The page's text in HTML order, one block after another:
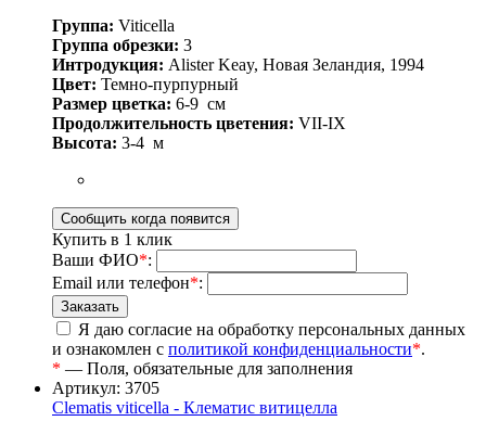
Группа: Viticella
Группа обрезки: 3
Интродукция: Alister Keay, Новая Зеландия, 1994
Цвет: Темно-пурпурный
Размер цветка: 6-9 см
Продолжительность цветения: VII-IX
Высота: 3-4 м
Купить в 1 клик
Ваши ФИО*:
Email или телефон*:
Я даю согласие на обработку персональных данных
и ознакомлен с политикой конфиденциальности*.
* — Поля, обязательные для заполнения
Артикул: 3705
Clematis viticella - Клематис витицелла